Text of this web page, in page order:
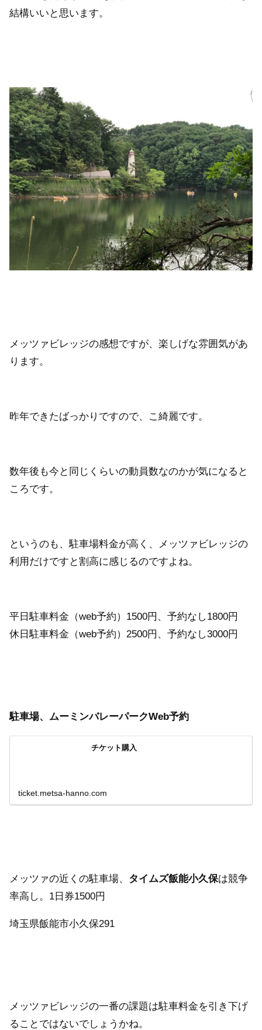
結構いいと思います。
メッツァビレッジの感想ですが、楽しげな雰囲気があ
ります。
昨年できたばっかりですので、こ綺麗です。
数年後も今と同じくらいの動員数なのかが気になると
ころです。
というのも、駐車場料金が高く、メッツァビレッジの
利用だけですと割高に感じるのですよね。
平日駐車料金（web予約）1500円、予約なし1800円
休日駐車料金（web予約）2500円、予約なし3000円
駐車場、ムーミンバレーパークWeb予約
チケット購入
ticket.metsa-hanno.com
メッツァの近くの駐車場、 タイムズ飯能小久保は競争
率高し。1日券1500円
埼玉県飯能市小久保291
メッツァビレッジの一番の課題は駐車料金を引き下げ
ることではないでしょうかね。